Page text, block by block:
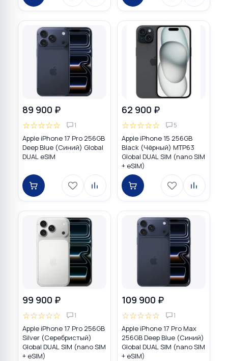
89 900 ₽
☆☆☆☆☆ 1
Apple iPhone 17 Pro 256GB
Deep Blue (Синий) Global
DUAL eSIM
62 900 ₽
☆☆☆☆☆ 5
Apple iPhone 15 256GB
Black (Чёрный) MTP63
Global DUAL SIM (nano SIM
+ eSIM)
99 900 ₽
☆☆☆☆☆ 1
Apple iPhone 17 Pro 256GB
Silver (Серебристый)
Global DUAL SIM (nano SIM
+ eSIM)
109 900 ₽
☆☆☆☆☆ 1
Apple iPhone 17 Pro Max
256GB Deep Blue (Синий)
Global DUAL SIM (nano SIM
+ eSIM)